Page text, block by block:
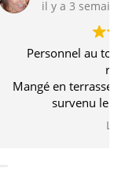
prix
un orage soit